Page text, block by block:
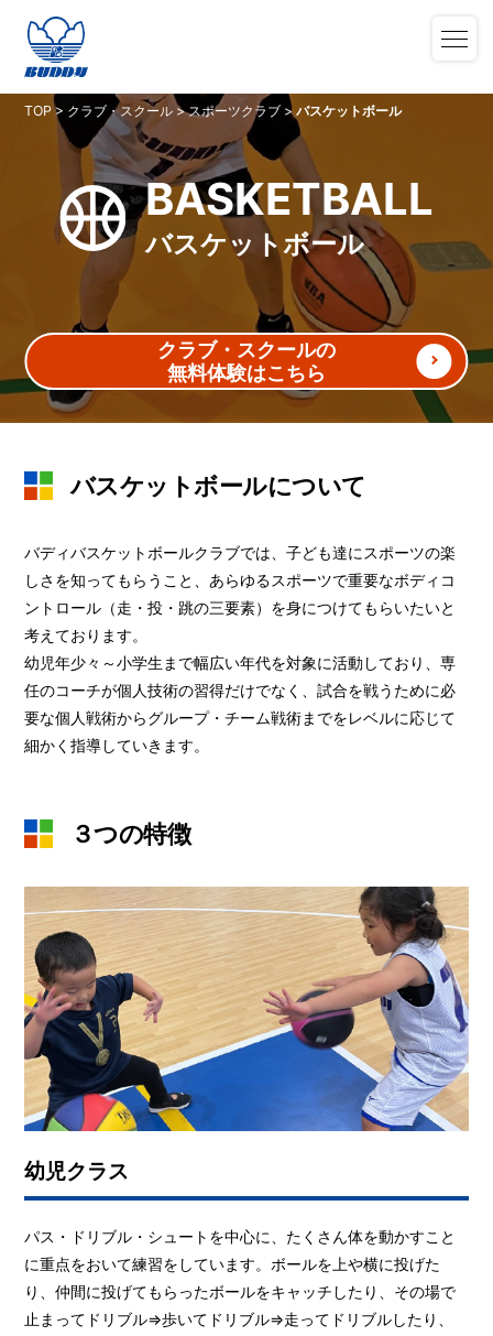
TOP> クラブ・スクール >スポーツクラブ >バスケットボール
BASKETBALL
バスケットボール
クラブ・スクールの
無料体験はこちら
バスケットボールについて
バディバスケットボールクラブでは、子ども達にスポーツの楽
しさを知ってもらうこと、あらゆるスポーツで重要なボディコ
ントロール（走・投・跳の三要素）を身につけてもらいたいと
考えております。
幼児年少々～小学生まで幅広い年代を対象に活動しており、専
任のコーチが個人技術の習得だけでなく、試合を戦うために必
要な個人戦術からグループ・チーム戦術までをレベルに応じて
細かく指導していきます。
３つの特徴
幼児クラス
パス・ドリブル・シュートを中心に、たくさん体を動かすこと
に重点をおいて練習をしています。ボールを上や横に投げた
り、仲間に投げてもらったボールをキャッチしたり、その場で
止まってドリブル⇒歩いてドリブル⇒走ってドリブルしたり、